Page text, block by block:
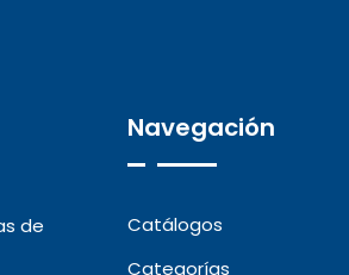
de
Navegación
Catálogos
Categorías